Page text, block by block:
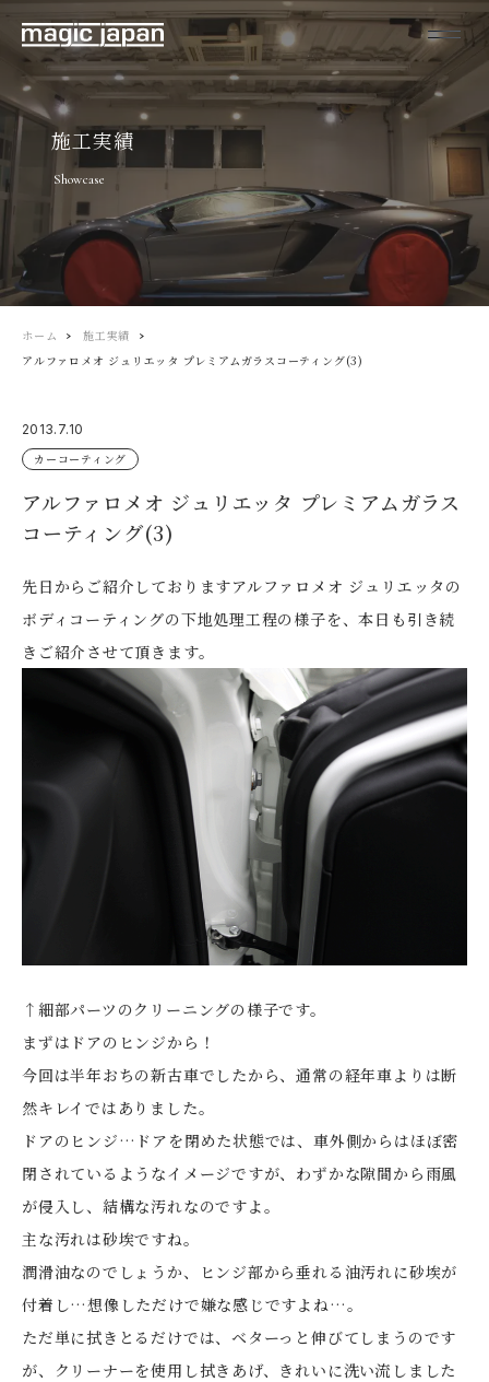
施工実績
Showcase
ホーム
施工実績
アルファロメオ ジュリエッタ プレミアムガラスコーティング(3)
2013.7.10
カーコーティング
アルファロメオ ジュリエッタ プレミアムガラス
コーティング(3)
先日からご紹介しておりますアルファロメオ ジュリエッタの
ボディコーティングの下地処理工程の様子を、本日も引き続
きご紹介させて頂きます。
↑細部パーツのクリーニングの様子です。
まずはドアのヒンジから！
今回は半年おちの新古車でしたから、通常の経年車よりは断
然キレイではありました。
ドアのヒンジ…ドアを閉めた状態では、車外側からはほぼ密
閉されているようなイメージですが、わずかな隙間から雨風
が侵入し、結構な汚れなのですよ。
主な汚れは砂埃ですね。
潤滑油なのでしょうか、ヒンジ部から垂れる油汚れに砂埃が
付着し…想像しただけで嫌な感じですよね…。
ただ単に拭きとるだけでは、ベターっと伸びてしまうのです
が、クリーナーを使用し拭きあげ、きれいに洗い流しました